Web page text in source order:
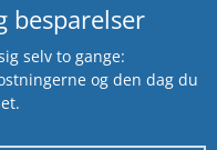
besparelser
selv to gange:
og den dag du